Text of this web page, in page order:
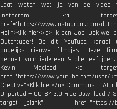
Laat weten wat je van de video
Instagram: <a
href="https://www.instagram.com/
Hoi!">Klik hier</a> Ik ben Job. Ook wel
Dutchtuber! Op dit YouTube kanaal
dagelijks nieuwe filmpjes. Deze
bedoelt voor iedereen & alle
Kevin Macleod: <a
href="https://www.youtube.com/user/
Creative">Klik hier</a> Commons —
Unported — CC BY 3.0 Free Download /
target="_blank" href="https://